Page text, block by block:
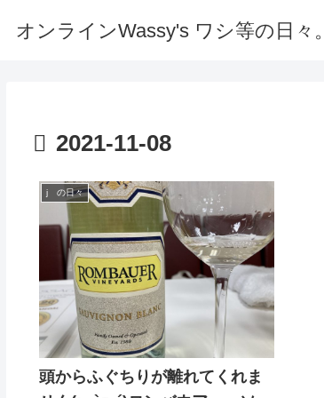
オンラインWassy's ワシ等の日々。
2021-11-08
j の日々
頭からふぐちりが離れてくれま